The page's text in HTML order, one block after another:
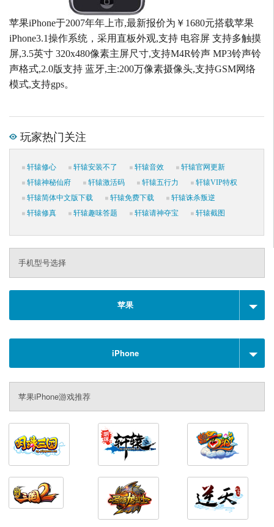
苹果iPhone于2007年年上市,最新报价为￥1680元搭载苹果
iPhone3.1操作系统，采用直板外观,支持 电容屏 支持多触摸
屏,3.5英寸 320x480像素主屏尺寸,支持M4R铃声 MP3铃声铃
声格式,2.0版支持 蓝牙,主:200万像素摄像头,支持GSM网络
模式,支持gps。
玩家热门关注
轩辕修心 轩辕安装不了 轩辕音效
轩辕官网更新
轩辕神秘仙府
轩辕激活码 轩辕五行力
轩辕VIP特权
轩辕简体中文版下载
轩辕免费下载
轩辕诛杀叛逆
轩辕修真
轩辕趣味答题 轩辕请神夺宝 轩辕截图
手机型号选择
苹果
iPhone
苹果iPhone游戏推荐